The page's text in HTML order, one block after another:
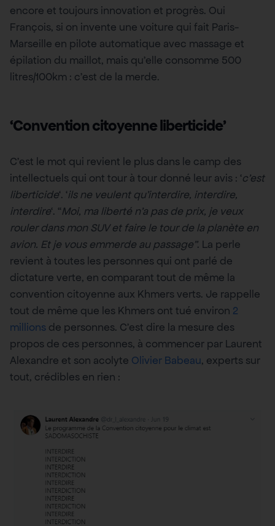
encore et toujours innovation et progrès. Oui
François, si on invente une voiture qui fait Paris-
Marseille en pilote automatique avec massage et
épilation du maillot, mais qu’elle consomme 500
litres/100km : c’est de la merde.
‘Convention citoyenne liberticide’
C’est le mot qui revient le plus dans le camp des
intellectuels qui ont tour à tour donné leur avis : ‘c’est
liberticide‘. ‘ils ne veulent qu’interdire, interdire,
interdire‘. “Moi, ma liberté n’a pas de prix, je veux
rouler dans mon SUV et faire le tour de la planète en
avion. Et je vous emmerde au passage”. La perle
revient à toutes les personnes qui ont parlé de
dictature verte, en comparant tout de même la
convention citoyenne aux Khmers verts. Je rappelle
tout de même que les Khmers ont tué environ 2
millions de personnes. C’est dire la mesure des
propos de ces personnes, à commencer par Laurent
Alexandre et son acolyte Olivier Babeau, experts sur
tout, crédibles en rien :